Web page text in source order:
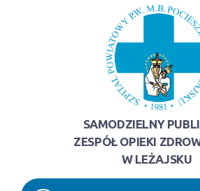
SAMODZIELNY
ZESPÓŁ OPIEKI
W LEŻAJSKU